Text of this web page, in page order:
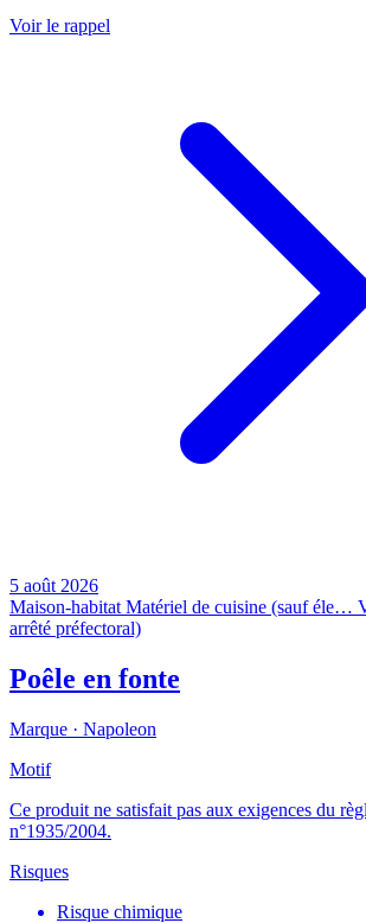
Voir le rappel
5 août 2026
Maison-habitat Matériel de cuisine (sauf éle…
arrêté préfectoral)
Poêle en fonte
Marque · Napoleon
Motif
Ce produit ne satisfait pas aux exigences du
n°1935/2004.
Risques
Risque chimique